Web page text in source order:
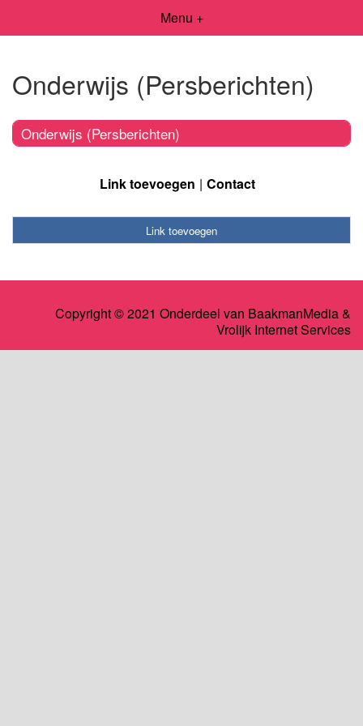
Menu +
Onderwijs (Persberichten)
Onderwijs (Persberichten)
Link toevoegen Contact
Link toevoegen
Copyright © 2021 Onderdeel van BaakmanMedia&
Vrolijk Internet Services